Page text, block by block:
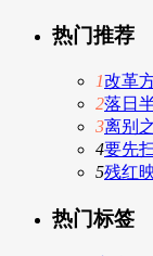
热门推荐
1改革
2落日
3离别
4要先
5残红
热门标签